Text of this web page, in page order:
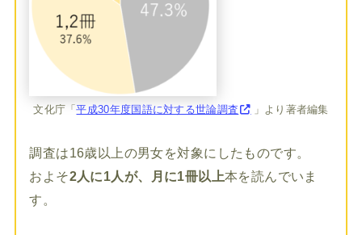
文化庁「平成30年度国語に対する世論調査 」より著者編集
調査は16歳以上の男女を対象にしたものです。
およそ2人に1人が、月に1冊以上本を読んでいま
す。